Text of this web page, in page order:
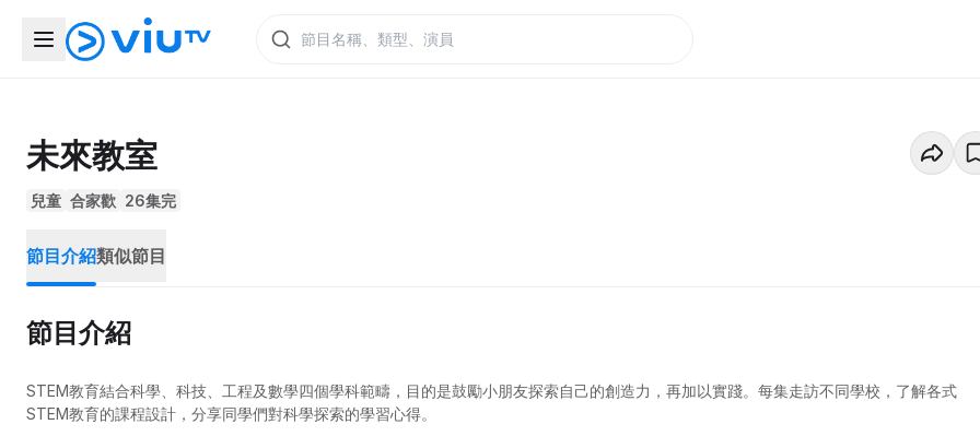
未來教室
兒童 合家歡 26集完
節目介紹類似節目
節目介紹
STEM教育結合科學、科技、工程及數學四個學科範疇，目的是鼓勵小朋友探索自己的創造力，再加以實踐。每集走訪不同學校，了解各式
STEM教育的課程設計，分享同學們對科學探索的學習心得。